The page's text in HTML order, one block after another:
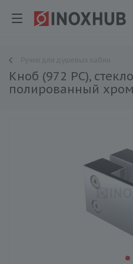
Кноб (972 PC),
полированный хром